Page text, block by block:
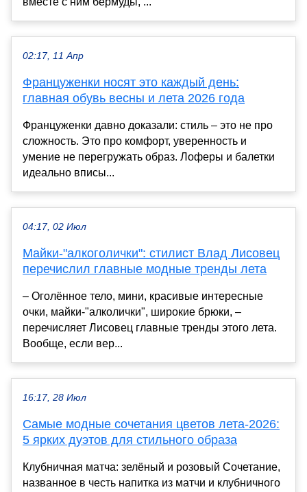
02:17, 11 Апр
Француженки носят это каждый день:
главная обувь весны и лета 2026 года
Француженки давно доказали: стиль – это не про
сложность. Это про комфорт, уверенность и
умение не перегружать образ. Лоферы и балетки
идеально вписы...
04:17, 02 Июл
Майки-"алкоголички": стилист Влад Лисовец
перечислил главные модные тренды лета
– Оголённое тело, мини, красивые интересные
очки, майки-"алколички", широкие брюки, –
перечисляет Лисовец главные тренды этого лета.
Вообще, если вер...
16:17, 28 Июл
Самые модные сочетания цветов лета-2026:
5 ярких дуэтов для стильного образа
Клубничная матча: зелёный и розовый Сочетание,
названное в честь напитка из матчи и клубничного